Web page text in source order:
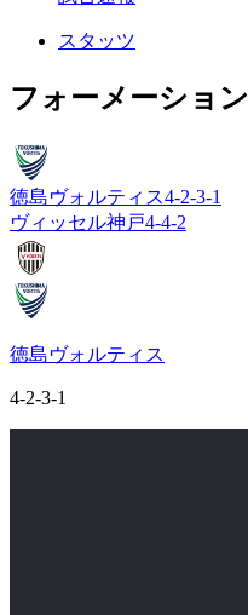
スタッツ
フォーメーション
徳島ヴォルティス4-2-3-1
ヴィッセル神戸4-4-2
徳島ヴォルティス
4-2-3-1